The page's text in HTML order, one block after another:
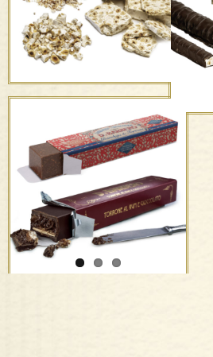
Torrone bianco e
ricoperto con Nocciola
Piemonte I.G.P.